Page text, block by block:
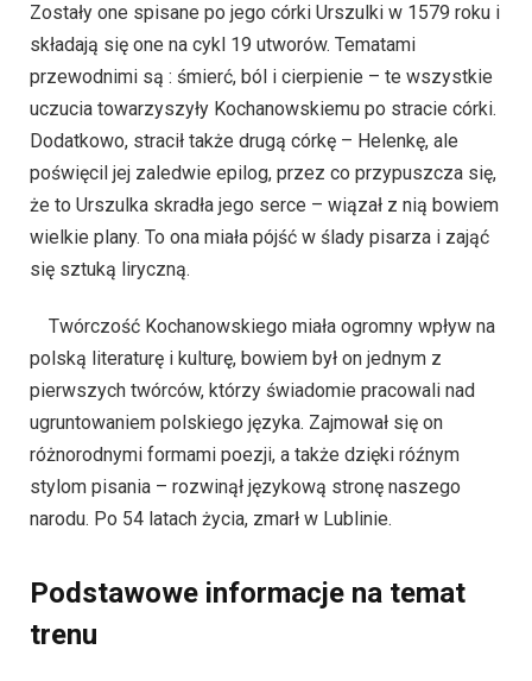
Zostały one spisane po jego córki Urszulki w 1579 roku i
składają się one na cykl 19 utworów. Tematami
przewodnimi są : śmierć, ból i cierpienie – te wszystkie
uczucia towarzyszyły Kochanowskiemu po stracie córki.
Dodatkowo, stracił także drugą córkę – Helenkę, ale
poświęcil jej zaledwie epilog, przez co przypuszcza się,
że to Urszulka skradła jego serce – wiązał z nią bowiem
wielkie plany. To ona miała pójść w ślady pisarza i zająć
się sztuką liryczną.
Twórczość Kochanowskiego miała ogromny wpływ na
polską literaturę i kulturę, bowiem był on jednym z
pierwszych twórców, którzy świadomie pracowali nad
ugruntowaniem polskiego języka. Zajmował się on
różnorodnymi formami poezji, a także dzięki róźnym
stylom pisania – rozwinął językową stronę naszego
narodu. Po 54 latach życia, zmarł w Lublinie.
Podstawowe informacje na temat
trenu